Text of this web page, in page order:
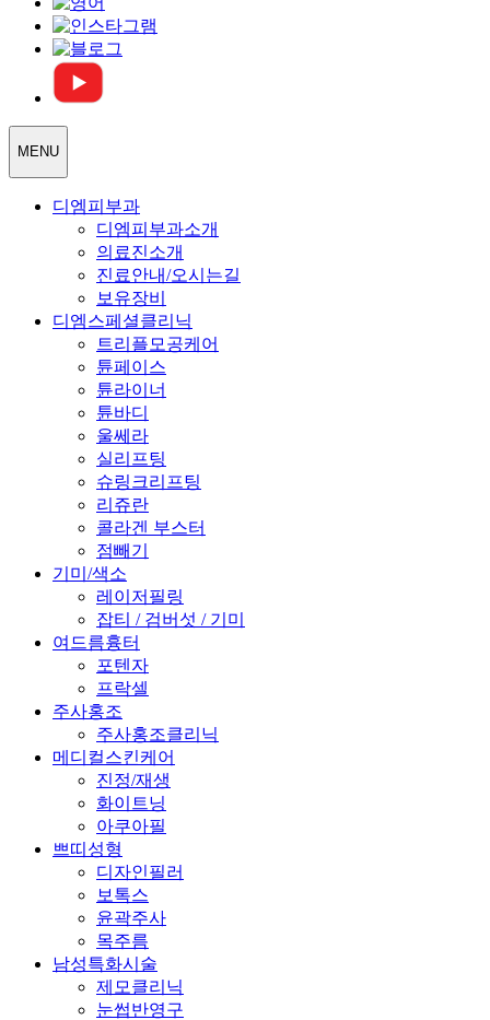
MENU
디엠피부과
디엠피부과소개
의료진소개
진료안내/오시는길
보유장비
디엠스페셜클리닉
트리플모공케어
튠페이스
튠라이너
튠바디
울쎄라
실리프팅
슈링크리프팅
리쥬란
콜라겐 부스터
점빼기
기미/색소
레이저필링
잡티 / 검버섯 / 기미
여드름흉터
포텐자
프락셀
주사홍조
주사홍조클리닉
메디컬스킨케어
진정/재생
화이트닝
아쿠아필
쁘띠성형
디자인필러
보톡스
윤곽주사
목주름
남성특화시술
제모클리닉
눈썹반영구